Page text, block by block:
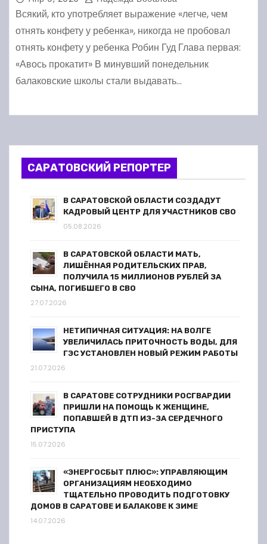
Всякий, кто употребляет выражение «легче, чем
отнять конфету у ребенка», никогда не пробовал
отнять конфету у ребенка Робин Гуд Глава первая:
«Авось прокатит» В минувший понедельник
балаковские школы стали выдавать…
САРАТОВСКИЙ РЕПОРТЕР
В САРАТОВСКОЙ ОБЛАСТИ СОЗДАДУТ
КАДРОВЫЙ ЦЕНТР ДЛЯ УЧАСТНИКОВ СВО
05.08.2026
В САРАТОВСКОЙ ОБЛАСТИ МАТЬ,
ЛИШЁННАЯ РОДИТЕЛЬСКИХ ПРАВ,
ПОЛУЧИЛА 15 МИЛЛИОНОВ РУБЛЕЙ ЗА
СЫНА, ПОГИБШЕГО В СВО
27.07.2026
НЕТИПИЧНАЯ СИТУАЦИЯ: НА ВОЛГЕ
УВЕЛИЧИЛАСЬ ПРИТОЧНОСТЬ ВОДЫ, ДЛЯ
ГЭС УСТАНОВЛЕН НОВЫЙ РЕЖИМ РАБОТЫ
21.07.2026
В САРАТОВЕ СОТРУДНИКИ РОСГВАРДИИ
ПРИШЛИ НА ПОМОЩЬ К ЖЕНЩИНЕ,
ПОПАВШЕЙ В ДТП ИЗ-ЗА СЕРДЕЧНОГО
ПРИСТУПА
15.07.2026
«ЭНЕРГОСБЫТ ПЛЮС»: УПРАВЛЯЮЩИМ
ОРГАНИЗАЦИЯМ НЕОБХОДИМО
ТЩАТЕЛЬНО ПРОВОДИТЬ ПОДГОТОВКУ
ДОМОВ В САРАТОВЕ И БАЛАКОВЕ К ЗИМЕ
14.07.2026